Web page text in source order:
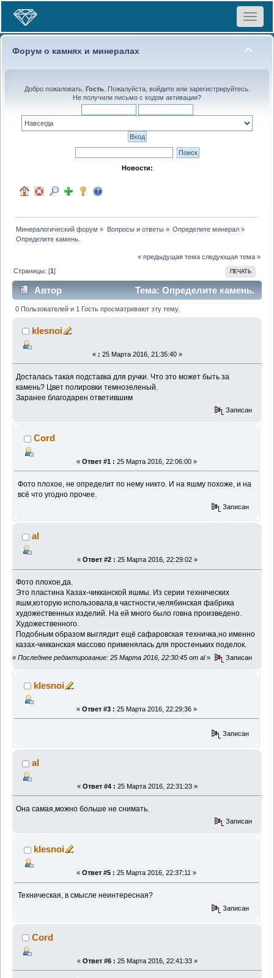
Toggle
Форум о камнях и минералах
Добро пожаловать, Гость. Пожалуйста, войдитеили зарегистрируйтесь.
Не получили письмо с кодом активации?
Новости:
Минералогический форум » Вопросы и ответы» Определите минерал»
Определите камень.
« предыдущая тема следующая тема »
ПЕЧАТЬ
Страницы: [1]
Автор
Тема: Определите камень.
(Прочитано 1878 раз)
0 Пользователей и 1 Гость просматривают эту тему.
klesnoi
« : 25 Марта 2016, 21:35:40 »
Досталась такая подставка для ручки. Что это может быть за
камень? Цвет полировки темнозеленый.
Заранее благодарен ответившим
Записан
Cord
« Ответ #1 : 25 Марта 2016, 22:06:00 »
Фото плохое, не определит по нему никто. И на яшму похоже, и на
всё что угодно прочее.
Записан
al
« Ответ #2 : 25 Марта 2016, 22:29:02 »
Фото плохое,да.
Это пластина Казах-чикканской яшмы. Из серии технических
яшм,которую использовала,в частности,челябинская фабрика
художественных изделий. На ей много было говна произведено.
Художественного.
Подобным образом выглядит ещё сафаровская техничка,но именно
казах-чикканская массово применялась для простеньких поделок.
« Последнее редактирование: 25 Марта 2016, 22:30:45 от al» Записан
klesnoi
« Ответ #3 : 25 Марта 2016, 22:29:36 »
Записан
al
« Ответ #4 : 25 Марта 2016, 22:31:23 »
Она самая,можно больше не снимать.
Записан
klesnoi
« Ответ #5 : 25 Марта 2016, 22:37:11 »
Техническая, в смысле неинтересная?
Записан
Cord
« Ответ #6 : 25 Марта 2016, 22:41:33 »